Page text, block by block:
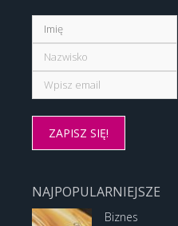
NAJPOPULARNIEJSZE
Biznes